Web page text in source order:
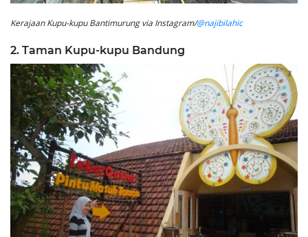
Kerajaan Kupu-kupu Bantimurung via Instagram/@najibilahic
2. Taman Kupu-kupu Bandung